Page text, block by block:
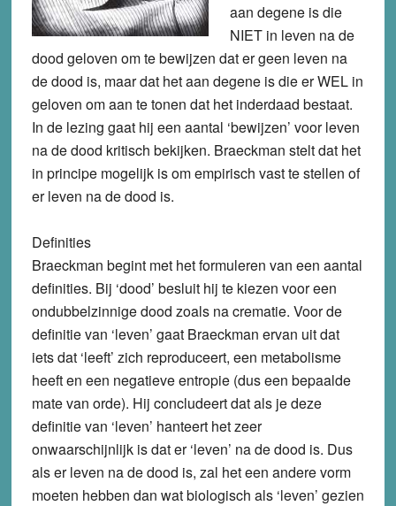
aan degene is die
NIET in leven na de
dood geloven om te bewijzen dat er geen leven na
de dood is, maar dat het aan degene is die er WEL in
geloven om aan te tonen dat het inderdaad bestaat.
In de lezing gaat hij een aantal ‘bewijzen’ voor leven
na de dood kritisch bekijken. Braeckman stelt dat het
in principe mogelijk is om empirisch vast te stellen of
er leven na de dood is.
Definities
Braeckman begint met het formuleren van een aantal
definities. Bij ‘dood’ besluit hij te kiezen voor een
ondubbelzinnige dood zoals na crematie. Voor de
definitie van ‘leven’ gaat Braeckman ervan uit dat
iets dat ‘leeft’ zich reproduceert, een metabolisme
heeft en een negatieve entropie (dus een bepaalde
mate van orde). Hij concludeert dat als je deze
definitie van ‘leven’ hanteert het zeer
onwaarschijnlijk is dat er ‘leven’ na de dood is. Dus
als er leven na de dood is, zal het een andere vorm
moeten hebben dan wat biologisch als ‘leven’ gezien